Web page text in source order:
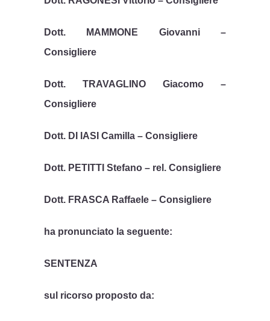
Dott. MAMMONE Giovanni –
Consigliere
Dott. TRAVAGLINO Giacomo –
Consigliere
Dott. DI IASI Camilla – Consigliere
Dott. PETITTI Stefano – rel. Consigliere
Dott. FRASCA Raffaele – Consigliere
ha pronunciato la seguente:
SENTENZA
sul ricorso proposto da: